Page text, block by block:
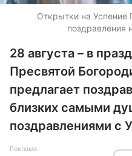
Открытки на Успение
поздравления
28 августа – в
Пресвятой
предлагает
близких самыми
поздравлениями с
Реклама